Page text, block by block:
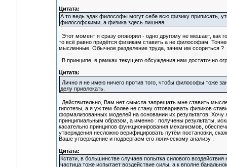
Цитата:
А то ведь эдак философы могут себе всю физику приписать,
философскими, а физика здесь лишняя.
Этот момент я сразу оговорил - одно другому не мешает, как
то всё равно придётся физикам ставить а не философам.
мысленные. Обычное разделение труда, зачем им ссориться ?
В принципе, в рамках текущего обсуждения нам достаточно
Цитата:
Лично я не имею ничего против того, чтобы философы тоже
делу привлекать.
Действительно, Вам нет смысла запрещать мне ставить
гипотезы, а я уж тем более не стану отговаривать физиков
формализованных моделей на основании их результатов.
принципиальным образом, а именно : получены результаты,
касательно принципов функционирования механизмов,
утверждения несложно верифицировать путём постановки,
Ваше утверждение и подвергаем его логическому анализу :
Цитата:
Кстати, в большинстве случаев попытка силового
частица тоже испытает воздействие силы, а к вполне